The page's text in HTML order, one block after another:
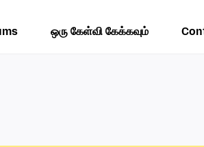
ஒரு கேள்வி கேக்கவும்